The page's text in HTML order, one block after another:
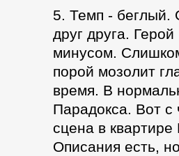
5. Темп - беглый.
друг друга.
минусом.
порой мозолит
время. В
Парадокса. Вот с
сцена в
Описания есть,